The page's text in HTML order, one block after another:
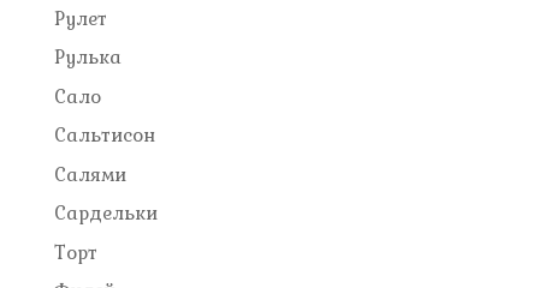
Рулет
Рулька
Сало
Сальтисон
Салями
Сардельки
Торт